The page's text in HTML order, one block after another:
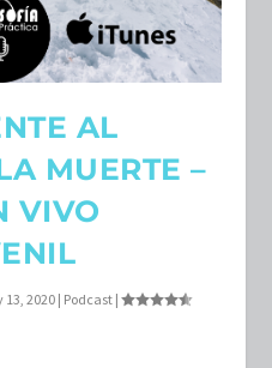
AL
MUERTE –
VIVO
13, 2020 | Podcast |